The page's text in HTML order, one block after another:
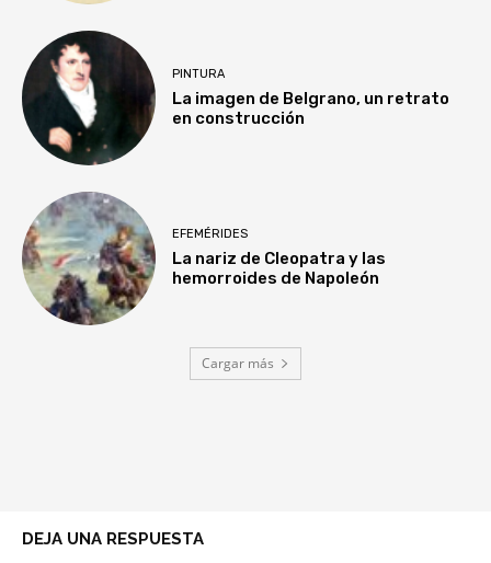
PINTURA
La imagen de Belgrano, un retrato
en construcción
EFEMÉRIDES
La nariz de Cleopatra y las
hemorroides de Napoleón
Cargar más
DEJA UNA RESPUESTA